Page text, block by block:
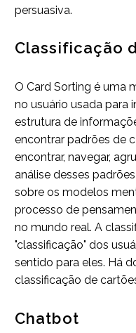
persuasiva.
Classificação
O Card Sorting é uma
no usuário usada para
estrutura de
encontrar padrões de
encontrar, navegar,
análise desses
sobre os modelos
processo de
no mundo real. A
"classificação" dos
sentido para eles. Há
classificação de
Chatbot